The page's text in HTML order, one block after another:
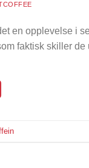
en opplevelse i
faktisk skiller de